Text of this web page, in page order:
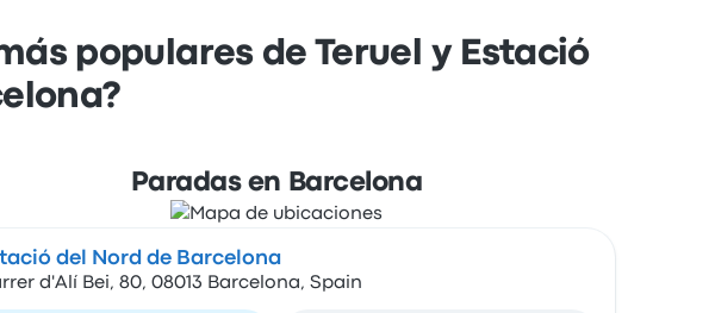
populares de Teruel y Estació
Paradas en Barcelona
del Nord de Barcelona
d'Alí Bei, 80, 08013 Barcelona, Spain